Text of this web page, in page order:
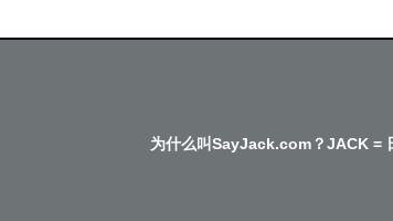
为什么叫SayJack.com？JACK =